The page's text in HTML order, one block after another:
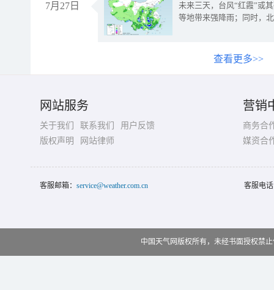
7月27日
未来三天，台风“红霞”或
等地带来强降雨；同时，
查看更多>>
网站服务
关于我们 联系我们
用户反馈
版权声明
网站律师
营销
商务合
媒资合
客服邮箱： service@weather.com.cn 客服电
中国天气网版权所有，未经书面授权